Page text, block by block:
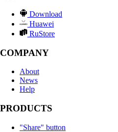
Download
Huawei
RuStore
COMPANY
About
News
Help
PRODUCTS
"Share" button